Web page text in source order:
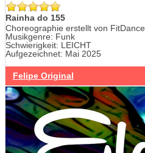
Rainha do 155
Choreographie erstellt von
Musikgenre: Funk
Schwierigkeit: LEICHT
Aufgezeichnet: Mai 2025
Felipe Original